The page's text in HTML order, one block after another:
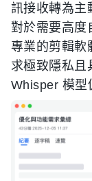
訊接收轉為主
對於需要高度
專業的剪輯軟
求極致隱私且
Whisper 模型